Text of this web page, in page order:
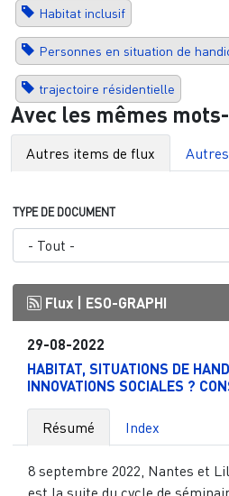
Habitat inclusif
Personnes en situation de
trajectoire résidentielle
Avec les mêmes
Autres items de flux
TYPE DE DOCUMENT
Flux | ESO-GRAPHI
29-08-2022
HABITAT, SITUATIONS DE
INNOVATIONS SOCIALES ?
Résumé Index
8 septembre 2022, Nantes et